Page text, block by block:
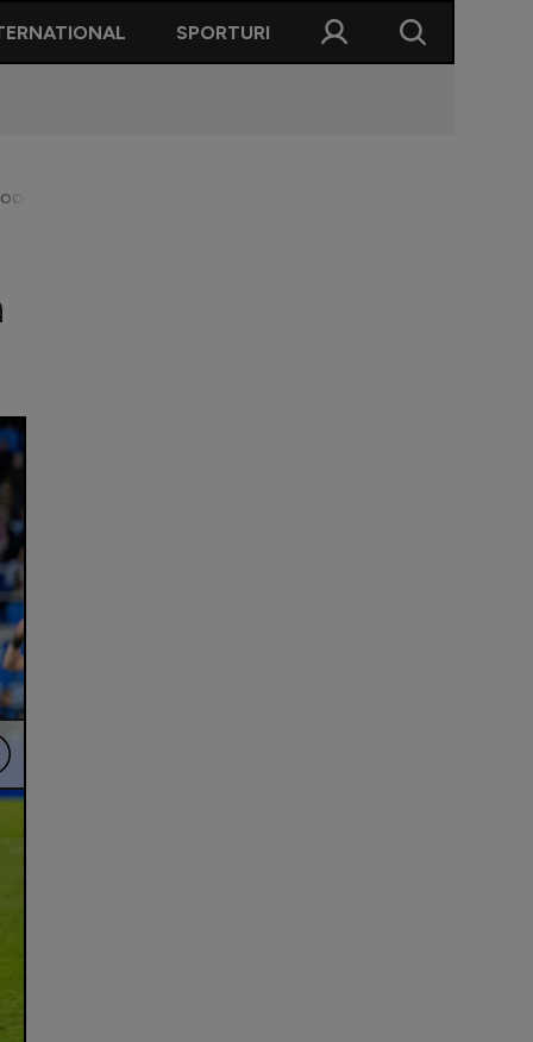
SPORTURI
”E foarte dezordonat. Dormea în ghete!”